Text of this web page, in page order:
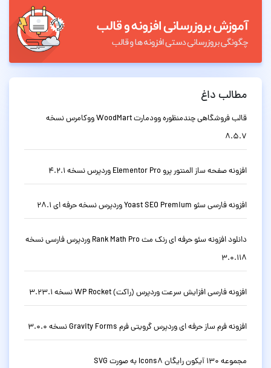
مطالب داغ
قالب فروشگاهی چندمنظوره وودمارت WoodMart ووکامرس نسخه
8.5.7
افزونه صفحه ساز المنتور پرو Elementor Pro وردپرس نسخه 4.2.1
افزونه فارسی سئو Yoast SEO Premium وردپرس نسخه حرفه ای 28.1
دانلود افزونه سئو حرفه ای رنک مث Rank Math Pro وردپرس فارسی نسخه
3.0.118
افزونه فارسی افزایش سرعت وردپرس (راکت) WP Rocket نسخه 3.23.1
افزونه فرم ساز حرفه ای وردپرس گرویتی فرم Gravity Forms نسخه 3.0.0
مجموعه 130 آیکون رایگان Icons8 به صورت SVG